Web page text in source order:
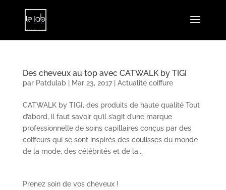
Des cheveux au top avec CATWALK by TIGI
par Patdulab| Mar 23, 2017| Actualité coiffure
CATWALK by TIGI, des produits de haute qualité Tout
d’abord, il faut savoir qu’il s’agit d’une marque
professionnelle de soins capillaires conçus par des
coiffeurs qui se sont inspirés des coulisses du monde
de la mode, des célébrités et de la...
Prenez soin de vos cheveux !